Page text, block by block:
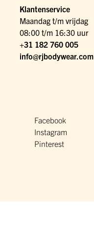
Klantenservice
Maandag t/m vrijdag
08:00 t/m 16:30 uur
+31 182 760 005
info@rjbodywear.com
Facebook
Instagram
Pinterest